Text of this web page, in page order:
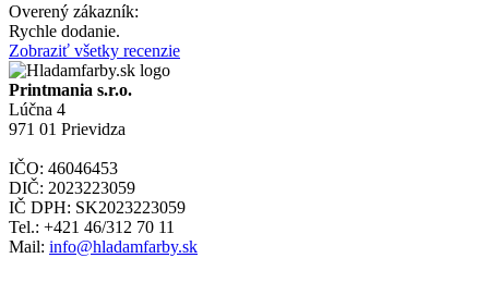
Overený zákazník:
Rychle dodanie.
Zobraziť všetky recenzie
Printmania s.r.o.
Lúčna 4
971 01 Prievidza
IČO: 46046453
DIČ: 2023223059
IČ DPH: SK2023223059
Tel.: +421 46/312 70 11
Mail: info@hladamfarby.sk